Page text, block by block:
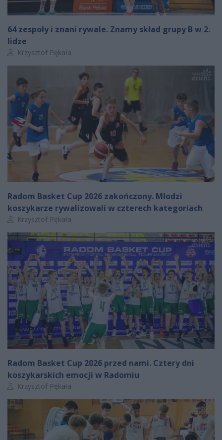
64 zespoły i znani rywale. Znamy skład grupy B w 2.
lidze
Autor artykułu:
Krzysztof Pękała
Radom Basket Cup 2026 zakończony. Młodzi
koszykarze rywalizowali w czterech kategoriach
Autor artykułu:
Krzysztof Pękała
Radom Basket Cup 2026 przed nami. Cztery dni
koszykarskich emocji w Radomiu
Autor artykułu:
Krzysztof Pękała